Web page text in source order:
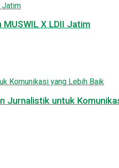
X LDII Jatim
Jurnalistik untuk